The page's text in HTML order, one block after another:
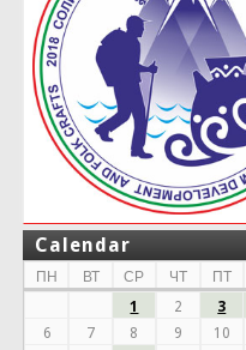
Calendar
ПН ВТ СР ЧТ ПТ
1
2 3
6
7 8 9 10